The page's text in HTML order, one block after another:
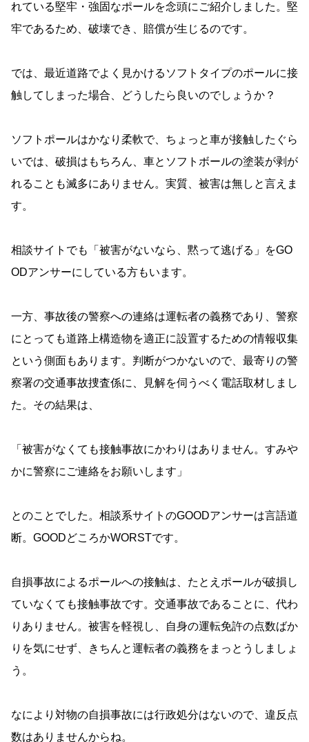
れている堅牢・強固なポールを念頭にご紹介しました。堅
牢であるため、破壊でき、賠償が生じるのです。
では、最近道路でよく見かけるソフトタイプのポールに接
触してしまった場合、どうしたら良いのでしょうか？
ソフトポールはかなり柔軟で、ちょっと車が接触したぐら
いでは、破損はもちろん、車とソフトボールの塗装が剥が
れることも滅多にありません。実質、被害は無しと言えま
す。
相談サイトでも「被害がないなら、黙って逃げる」をGO
ODアンサーにしている方もいます。
一方、事故後の警察への連絡は運転者の義務であり、警察
にとっても道路上構造物を適正に設置するための情報収集
という側面もあります。判断がつかないので、最寄りの警
察署の交通事故捜査係に、見解を伺うべく電話取材しまし
た。その結果は、
「被害がなくても接触事故にかわりはありません。すみや
かに警察にご連絡をお願いします」
とのことでした。相談系サイトのGOODアンサーは言語道
断。GOODどころかWORSTです。
自損事故によるポールへの接触は、たとえポールが破損し
ていなくても接触事故です。交通事故であることに、代わ
りありません。被害を軽視し、自身の運転免許の点数ばか
りを気にせず、きちんと運転者の義務をまっとうしましょ
う。
なにより対物の自損事故には行政処分はないので、違反点
数はありませんからね。